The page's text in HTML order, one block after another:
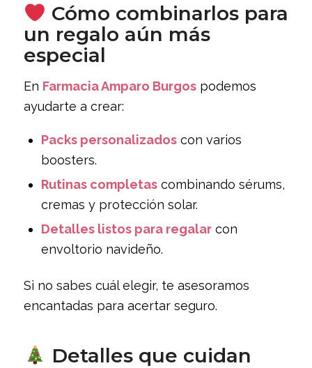
Cómo combinarlos para
un regalo aún más
especial
En Farmacia Amparo Burgospodemos
ayudarte a crear:
Packs personalizadoscon varios
boosters.
Rutinas completascombinando sérums,
cremas y protección solar.
Detalles listos para regalarcon
envoltorio navideño.
Si no sabes cuál elegir, te asesoramos
encantadas para acertar seguro.
Detalles que cuidan